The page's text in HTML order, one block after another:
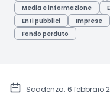
Media e informazione
Enti pubblici
Imprese
Fondo perduto
Scadenza: 6 febbraio